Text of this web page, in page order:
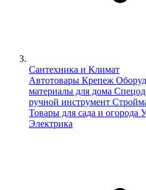
Сантехника и Климат
Автотовары Крепеж
материалы для дома
ручной инструмент
Товары для сада и огорода
Электрика